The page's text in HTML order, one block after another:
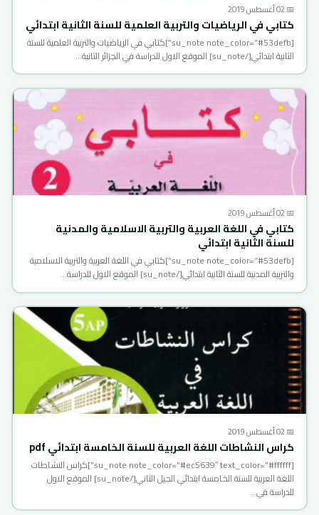
📅 02 أغسطس 2019
كتابي في الرياضيات والتربية العلمية للسنة الثانية ابتدائي
[su_note note_color=”#53defb”]كتابي في الرياضيات والتربية العلمية للسنة
الثانية ابتدائي[/su_note] الموقع الاول للدراسة في الجزائر الثانية…
📅 02 أغسطس 2019
كتابي في اللغة العربية والتربية الاسلامية والمدنية
للسنة الثانية ابتدائي
[su_note note_color=”#53defb”]كتابي في اللغة العربية والتربية الاسلامية
والتربية المدنية للسنة الثانية ابتدائي[/su_note] الموقع الاول للدراسة…
📅 02 أغسطس 2019
كراس النشاطات اللغة العربية للسنة الخامسة ابتدائي pdf
[su_note note_color=”#ec5639″ text_color=”#ffffff”]كراس النشاطات
اللغة العربية للسنة الخامسة ابتدائي الجيل الثاني[/su_note] الموقع الاول
للدراسة في…